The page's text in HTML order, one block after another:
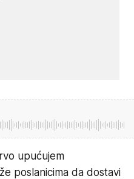
upućujem
poslanicima da dostavi